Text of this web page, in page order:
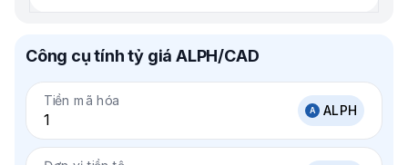
Công cụ tính tỷ giá ALPH/CAD
Tiền mã hóa
ALPH